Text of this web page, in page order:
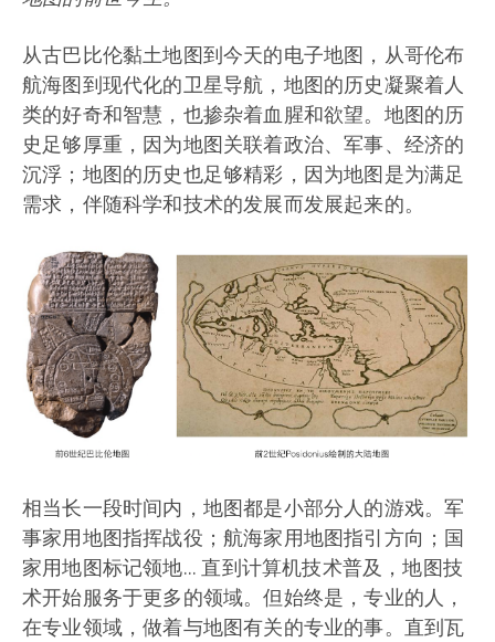
从古巴比伦黏土地图到今天的电子地图，从哥伦布
航海图到现代化的卫星导航，地图的历史凝聚着人
类的好奇和智慧，也掺杂着血腥和欲望。地图的历
史足够厚重，因为地图关联着政治、军事、经济的
沉浮；地图的历史也足够精彩，因为地图是为满足
需求，伴随科学和技术的发展而发展起来的。
相当长一段时间内，地图都是小部分人的游戏。军
事家用地图指挥战役；航海家用地图指引方向；国
家用地图标记领地... 直到计算机技术普及，地图技
术开始服务于更多的领域。但始终是，专业的人，
在专业领域，做着与地图有关的专业的事。直到瓦